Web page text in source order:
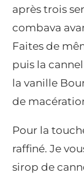
après trois
combava
Faites de
puis la
la vanille
de
Pour la
raffiné. Je
sirop de